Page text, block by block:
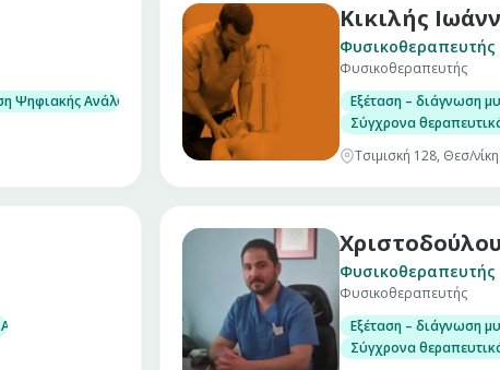
Ψηφιακής Ανάλυσης Σπονδυλικής Στήλης στην Ελβετία
Κικιλής
Φυσικοθεραπευτής
Φυσικοθεραπευτής
Εξέταση – διάγνωση
Σύγχρονα
Τσιμισκή 128, Θεσ/νίκη
Φυσικοθεραπευτής
Φυσικοθεραπευτής
Εξέταση – διάγνωση
Σύγχρονα